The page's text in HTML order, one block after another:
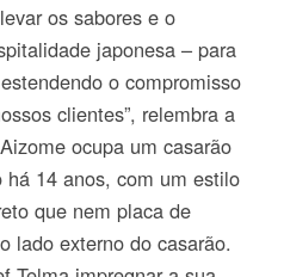
os sabores e o
japonesa – para
o compromisso
clientes”, relembra a
ocupa um casarão
14 anos, com um estilo
que nem placa de
lado externo do casarão.